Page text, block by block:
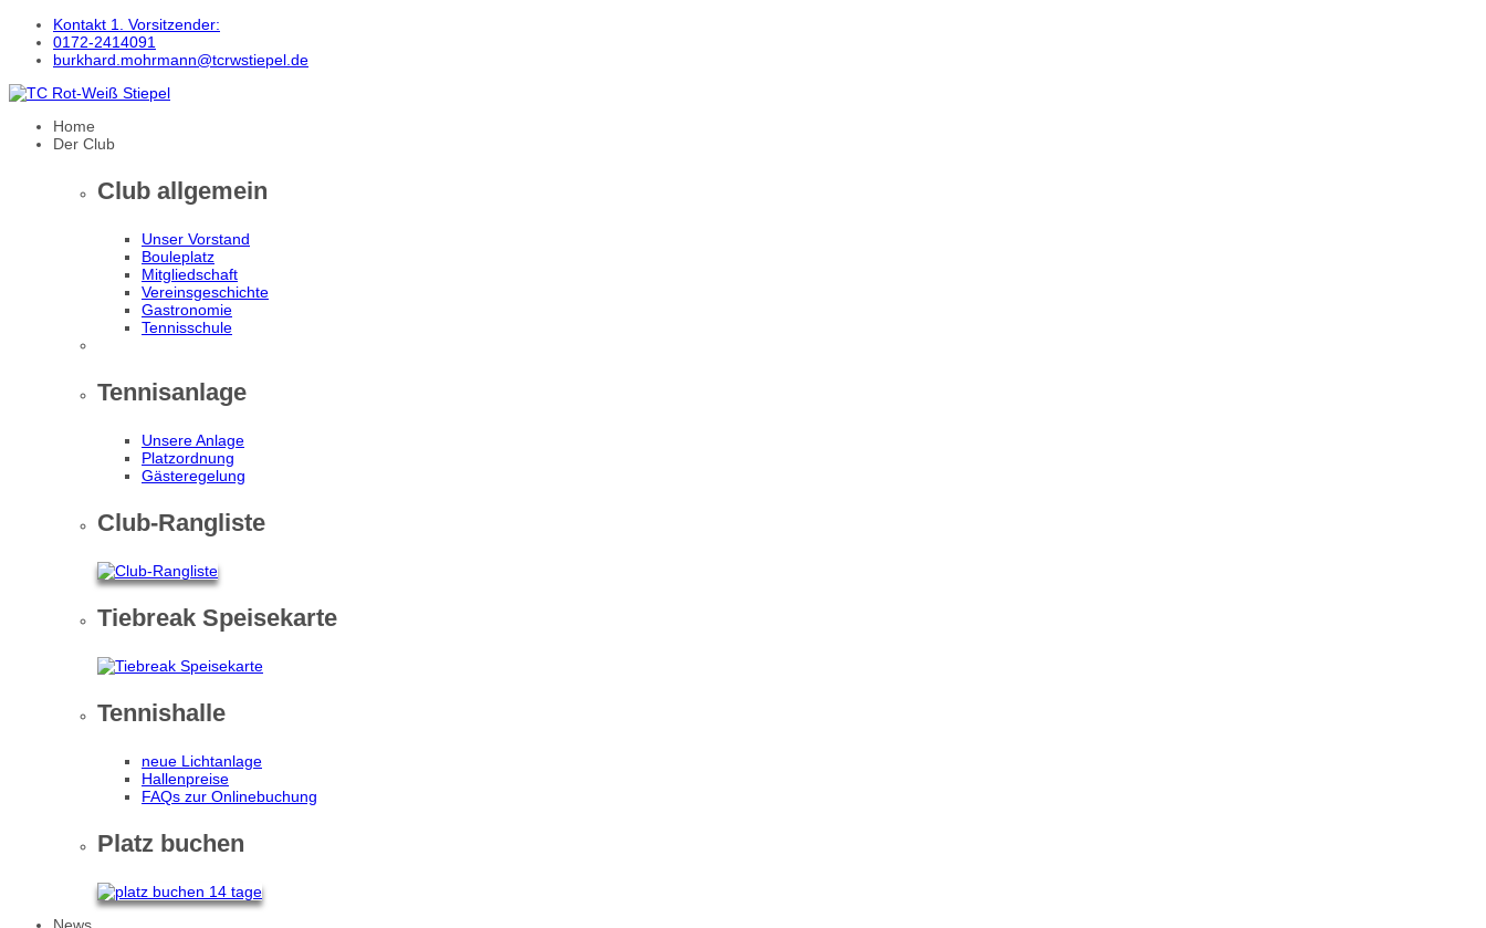
Kontakt 1. Vorsitzender:
0172-2414091
burkhard.mohrmann@tcrwstiepel.de
Home
Der Club
Club allgemein
Unser Vorstand
Bouleplatz
Mitgliedschaft
Vereinsgeschichte
Gastronomie
Tennisschule
Tennisanlage
Unsere Anlage
Platzordnung
Gästeregelung
Club-Rangliste
Tiebreak Speisekarte
Tennishalle
neue Lichtanlage
Hallenpreise
FAQs zur Onlinebuchung
Platz buchen